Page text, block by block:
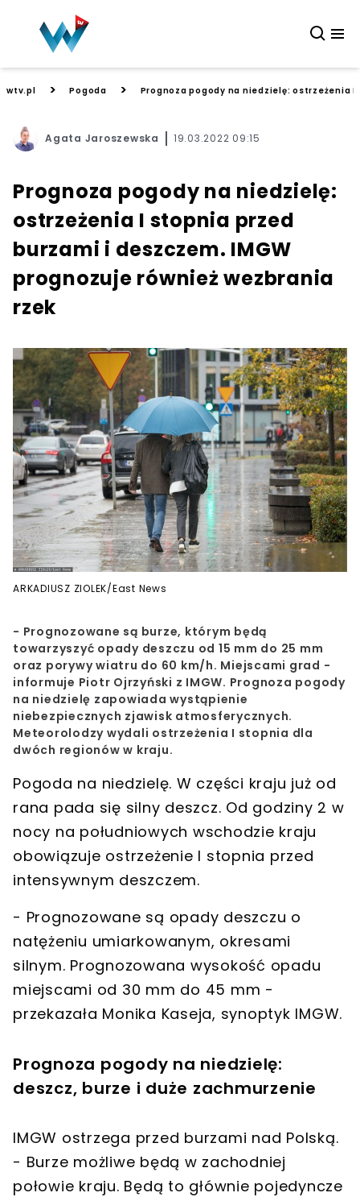
wtv.pl > Pogoda > Prognoza pogody na niedzielę: ostrzeżenia
Agata Jaroszewska 19.03.2022 09:15
Prognoza pogody na niedzielę:
ostrzeżenia I stopnia przed
burzami i deszczem. IMGW
prognozuje również wezbrania
rzek
ARKADIUSZ ZIOLEK/East News
- Prognozowane są burze, którym będą
towarzyszyć opady deszczu od 15 mm do 25 mm
oraz porywy wiatru do 60 km/h. Miejscami grad -
informuje Piotr Ojrzyński z IMGW. Prognoza pogody
na niedzielę zapowiada wystąpienie
niebezpiecznych zjawisk atmosferycznych.
Meteorolodzy wydali ostrzeżenia I stopnia dla
dwóch regionów w kraju.
Pogoda na niedzielę. W części kraju już od
rana pada się silny deszcz. Od godziny 2 w
nocy na południowych wschodzie kraju
obowiązuje ostrzeżenie I stopnia przed
intensywnym deszczem.
- Prognozowane są opady deszczu o
natężeniu umiarkowanym, okresami
silnym. Prognozowana wysokość opadu
miejscami od 30 mm do 45 mm -
przekazała Monika Kaseja, synoptyk IMGW.
Prognoza pogody na niedzielę:
deszcz, burze i duże zachmurzenie
IMGW ostrzega przed burzami nad Polską.
- Burze możliwe będą w zachodniej
połowie kraju. Będą to głównie pojedyncze